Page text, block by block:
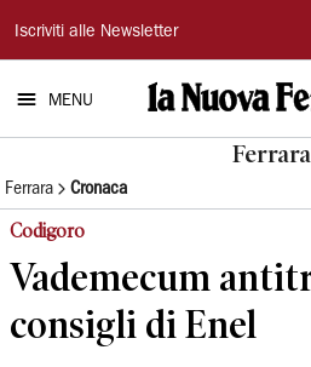
La
Nuova
Ferrara
Iscriviti alle Newsletter
MENU
Ferrara
Ferrara Cronaca
Codigoro
Vademecum
consigli di Enel